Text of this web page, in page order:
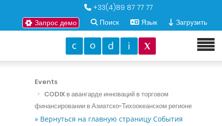
+33(4)89 87 77 77
Запрос демо
Поиск Язык Загрузить
Events
CODIX в авангарде инноваций в торговом
финансировании в Азиатско-Тихоокеанском регионе
» Вернуться на главную страницу События